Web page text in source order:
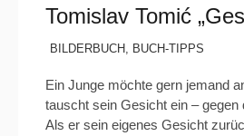
Tomislav Tomić
BILDERBUCH , BUCH-TIPPS
Ein Junge möchte gern jemand
tauscht sein Gesicht ein – gegen
Als er sein eigenes Gesicht